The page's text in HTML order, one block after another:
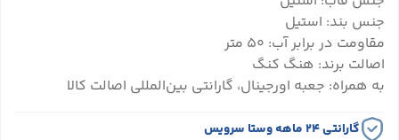
جنس بند: استیل
مقاومت در برابر آب: 50 متر
اصالت برند: هنگ کنگ
به همراه: جعبه اورجینال، گارانتی بین‌المللی اصالت کالا
گارانتی ۲۴ ماهه وستا سرویس